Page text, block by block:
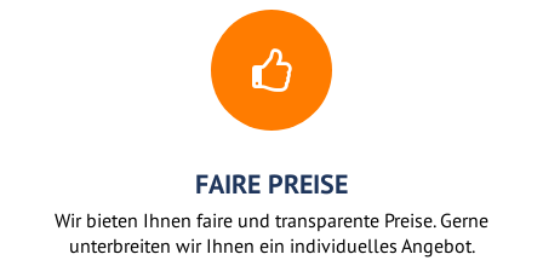
FAIRE PREISE
Wir bieten Ihnen faire und transparente Preise. Gerne
unterbreiten wir Ihnen ein individuelles Angebot.